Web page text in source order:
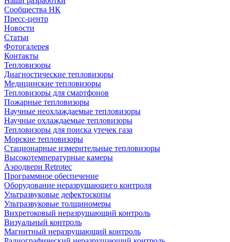
Сообщества НК
Пресс-центр
Новости
Статьи
Фотогалерея
Контакты
Тепловизоры
Диагностические тепловизоры
Медицинские тепловизоры
Тепловизоры для смартфонов
Пожарные тепловизоры
Научные неохлаждаемые тепловизоры
Научные охлаждаемые тепловизоры
Тепловизоры для поиска утечек газа
Морские тепловизоры
Стационарные измерительные тепловизоры
Высокотемпературные камеры
Аэродвери Retrotec
Программное обеспечение
Оборудование неразрушающего контроля
Ультразвуковые дефектоскопы
Ультразвуковые толщиномеры
Вихретоковый неразрушающий контроль
Визуальный контроль
Магнитный неразрушающий контроль